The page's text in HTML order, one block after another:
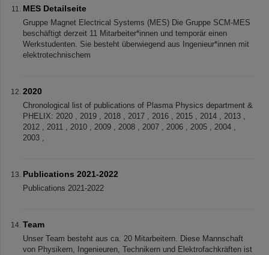
MES Detailseite
Gruppe Magnet Electrical Systems (MES) Die Gruppe SCM-MES
beschäftigt derzeit 11 Mitarbeiter*innen und temporär einen
Werkstudenten. Sie besteht überwiegend aus Ingenieur*innen mit
elektrotechnischem
2020
Chronological list of publications of Plasma Physics department &
PHELIX: 2020 , 2019 , 2018 , 2017 , 2016 , 2015 , 2014 , 2013 ,
2012 , 2011 , 2010 , 2009 , 2008 , 2007 , 2006 , 2005 , 2004 ,
2003 ,
Publications 2021-2022
Publications 2021-2022
Team
Unser Team besteht aus ca. 20 Mitarbeitern. Diese Mannschaft
von Physikern, Ingenieuren, Technikern und Elektrofachkräften ist